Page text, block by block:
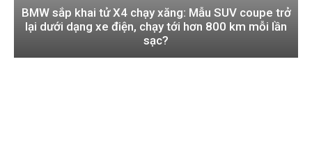
BMW sắp khai tử X4 chạy xăng: Mẫu SUV coupe trở
lại dưới dạng xe điện, chạy tới hơn 800 km mỗi lần
sạc?